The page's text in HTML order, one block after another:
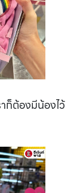
ก็ต้องมีน้องไว้